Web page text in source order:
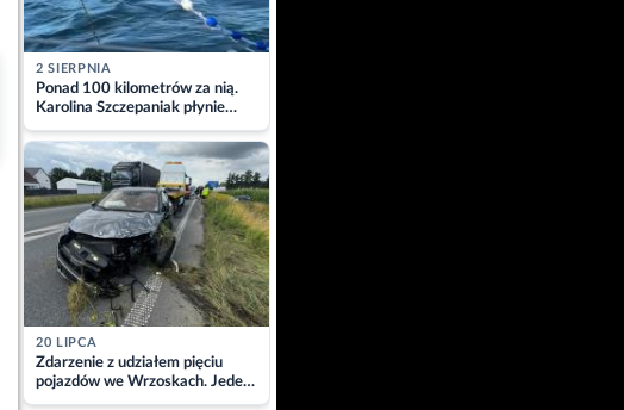
2 SIERPNIA
Ponad 100 kilometrów za nią.
Karolina Szczepaniak płynie
przez Bałtyk dla Piotra.
Aktualizacja
20 LIPCA
Zdarzenie z udziałem pięciu
pojazdów we Wrzoskach. Jeden
z kierowców zabrany w